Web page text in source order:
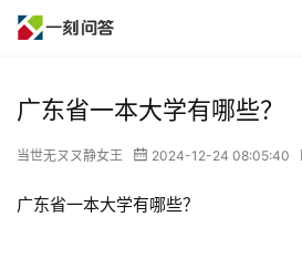
广东省一本大学有哪些？
当世无ㄡㄡ静女王 2024-12-24 08:05:40
广东省一本大学有哪些？